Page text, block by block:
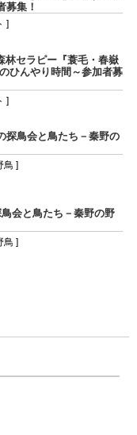
募集！
]
林セラピー『蓑毛・春嶽
ひんやり時間～参加者募
]
探鳥会と鳥たち－秦野の
鳥 ]
会と鳥たち－秦野の野
鳥 ]